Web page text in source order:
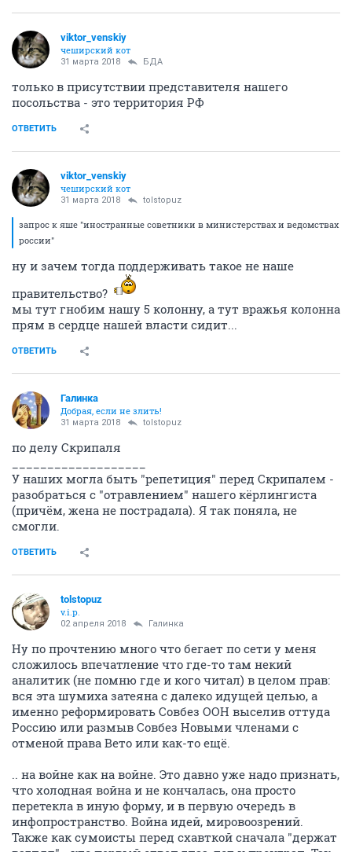
viktor_venskiy
чеширский кот
31 марта 2018 БДА
только в присутствии представителя нашего
посольства - это территория РФ
ОТВЕТИТЬ
viktor_venskiy
чеширский кот
31 марта 2018 tolstopuz
запрос к яше "иностранные советники в министерствах и ведомствах
россии"
ну и зачем тогда поддерживать такое не наше
правительство?
мы тут гнобим нашу 5 колонну, а тут вражья колонна
прям в сердце нашей власти сидит...
ОТВЕТИТЬ
Галинка
Добрая, если не злить!
31 марта 2018 tolstopuz
по делу Скрипаля
У наших могла быть "репетиция" перед Скрипалем -
разобраться с "отравлением" нашего кёрлингиста
(причём, жена не пострадала). Я так поняла, не
смогли.
ОТВЕТИТЬ
tolstopuz
v.i.p.
02 апреля 2018 Галинка
Ну по прочтению много что бегает по сети у меня
сложилось впечатление что где-то там некий
аналитик (не помню где и кого читал) в целом прав:
вся эта шумиха затеяна с далеко идущей целью, а
именно реформировать Совбез ООН выселив оттуда
Россию или размыв Совбез Новыми членами с
отменой права Вето или как-то ещё.
.. на войне как на войне. Это давно уже надо признать,
что холодная война и не кончалась, она просто
перетекла в иную форму, и в первую очередь в
инфопространство. Война идей, мировоозрений.
Также как сумоисты перед схавткой сначала "держат